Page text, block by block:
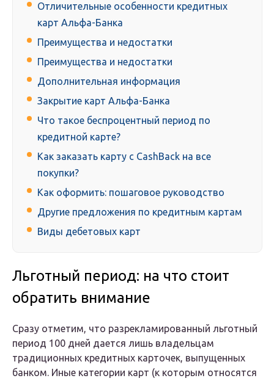
Отличительные особенности кредитных
карт Альфа-Банка
Преимущества и недостатки
Преимущества и недостатки
Дополнительная информация
Закрытие карт Альфа-Банка
Что такое беспроцентный период по
кредитной карте?
Как заказать карту с CashBack на все
покупки?
Как оформить: пошаговое руководство
Другие предложения по кредитным картам
Виды дебетовых карт
Льготный период: на что стоит
обратить внимание
Сразу отметим, что разрекламированный льготный
период 100 дней дается лишь владельцам
традиционных кредитных карточек, выпущенных
банком. Иные категории карт (к которым относятся